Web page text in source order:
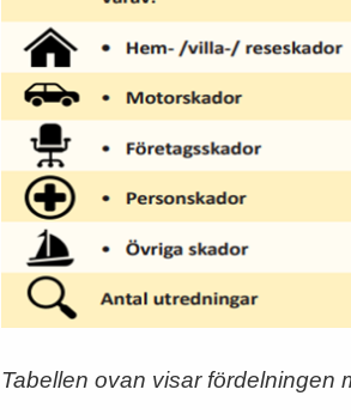
Tabellen ovan visar fördelningen